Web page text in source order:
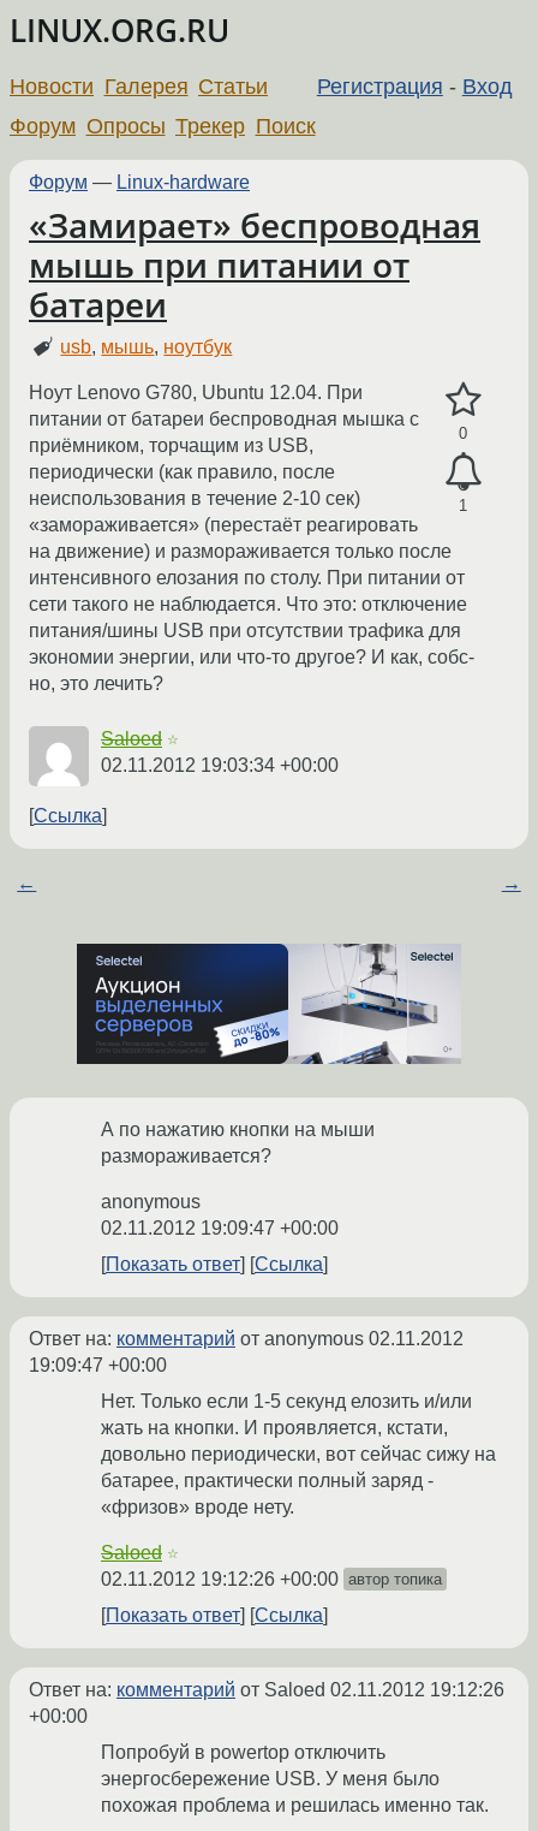
LINUX.ORG.RU
Регистрация - Вход
Новости Галерея Статьи
Форум Опросы Трекер Поиск
Форум — Linux-hardware
«Замирает» беспроводная
мышь при питании от
батареи
usb, мышь, ноутбук
0
1
Ноут Lenovo G780, Ubuntu 12.04. При
питании от батареи беспроводная мышка с
приёмником, торчащим из USB,
периодически (как правило, после
неиспользования в течение 2-10 сек)
«замораживается» (перестаёт реагировать
на движение) и размораживается только после
интенсивного елозания по столу. При питании от
сети такого не наблюдается. Что это: отключение
питания/шины USB при отсутствии трафика для
экономии энергии, или что-то другое? И как, собс-
но, это лечить?
Saloed ☆
02.11.2012 19:03:34 +00:00
Ссылка
← →
А по нажатию кнопки на мыши
размораживается?
anonymous
02.11.2012 19:09:47 +00:00
Показать ответ
Ссылка
Ответ на: комментарий от anonymous 02.11.2012
19:09:47 +00:00
Нет. Только если 1-5 секунд елозить и/или
жать на кнопки. И проявляется, кстати,
довольно периодически, вот сейчас сижу на
батарее, практически полный заряд -
«фризов» вроде нету.
Saloed ☆
02.11.2012 19:12:26 +00:00 автор топика
Показать ответ Ссылка
Ответ на: комментарий от Saloed 02.11.2012 19:12:26
+00:00
Попробуй в powertop отключить
энергосбережение USB. У меня было
похожая проблема и решилась именно так.